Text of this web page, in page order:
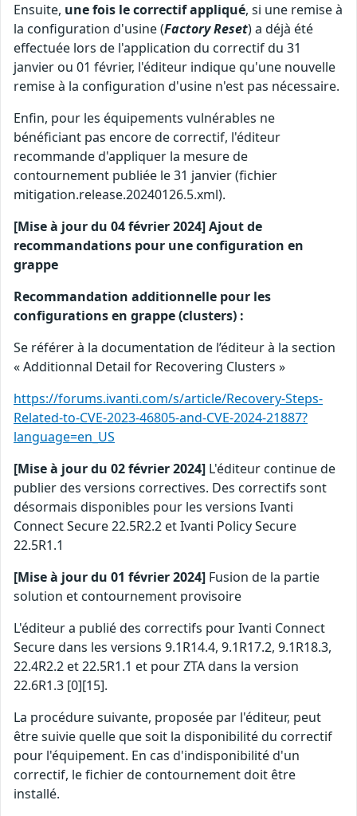
Ensuite, une fois le correctif appliqué, si une remise à
la configuration d'usine (Factory Reset) a déjà été
effectuée lors de l'application du correctif du 31
janvier ou 01 février, l'éditeur indique qu'une nouvelle
remise à la configuration d'usine n'est pas nécessaire.
Enfin, pour les équipements vulnérables ne
bénéficiant pas encore de correctif, l'éditeur
recommande d'appliquer la mesure de
contournement publiée le 31 janvier (fichier
mitigation.release.20240126.5.xml).
[Mise à jour du 04 février 2024] Ajout de
recommandations pour une configuration en
grappe
Recommandation additionnelle pour les
configurations en grappe (clusters) :
Se référer à la documentation de l’éditeur à la section
« Additionnal Detail for Recovering Clusters »
https://forums.ivanti.com/s/article/Recovery-Steps-
Related-to-CVE-2023-46805-and-CVE-2024-21887?
language=en_US
[Mise à jour du 02 février 2024] L'éditeur continue de
publier des versions correctives. Des correctifs sont
désormais disponibles pour les versions Ivanti
Connect Secure 22.5R2.2 et Ivanti Policy Secure
22.5R1.1
[Mise à jour du 01 février 2024] Fusion de la partie
solution et contournement provisoire
L'éditeur a publié des correctifs pour Ivanti Connect
Secure dans les versions 9.1R14.4, 9.1R17.2, 9.1R18.3,
22.4R2.2 et 22.5R1.1 et pour ZTA dans la version
22.6R1.3 [0][15].
La procédure suivante, proposée par l'éditeur, peut
être suivie quelle que soit la disponibilité du correctif
pour l'équipement. En cas d'indisponibilité d'un
correctif, le fichier de contournement doit être
installé.